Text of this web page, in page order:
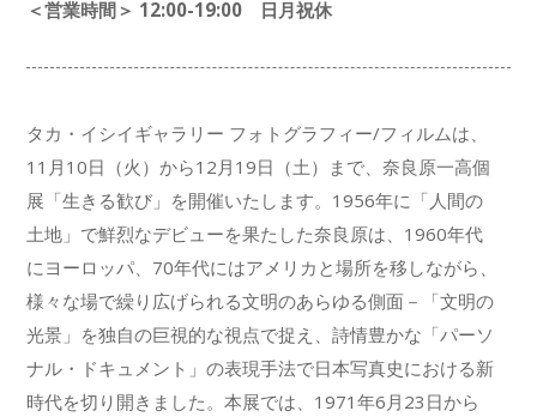
＜営業時間＞ 12:00-19:00 日月祝休
タカ・イシイギャラリー フォトグラフィー/フィルムは、
11月10日（火）から12月19日（土）まで、奈良原一高個
展「生きる歓び」を開催いたします。1956年に「人間の
土地」で鮮烈なデビューを果たした奈良原は、1960年代
にヨーロッパ、70年代にはアメリカと場所を移しながら、
様々な場で繰り広げられる文明のあらゆる側面－「文明の
光景」を独自の巨視的な視点で捉え、詩情豊かな「パーソ
ナル・ドキュメント」の表現手法で日本写真史における新
時代を切り開きました。本展では、1971年6月23日から